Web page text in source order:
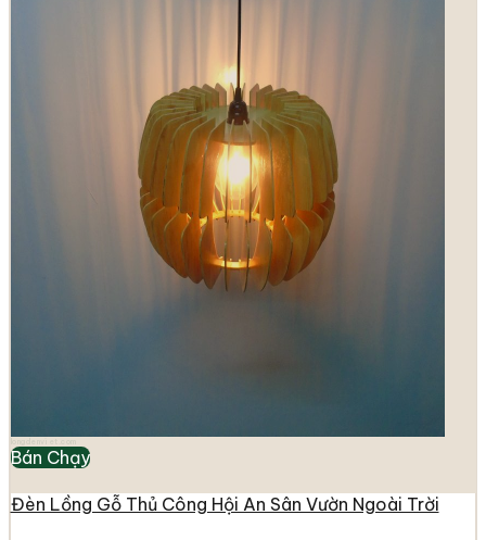
Bán Chạy
Đèn Lồng Gỗ Thủ Công Hội An Sân Vườn Ngoài Trời